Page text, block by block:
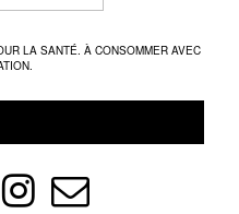
LA SANTÉ. À CONSOMMER AVEC